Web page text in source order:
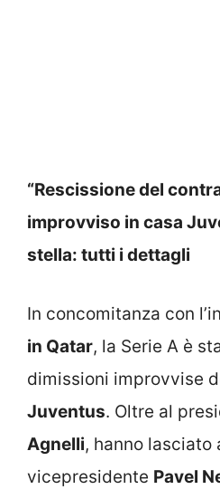
“Rescissione del
improvviso in casa
stella: tutti i dettagli
In concomitanza con
in Qatar, la Serie A è
dimissioni improvvise
Juventus. Oltre al
Agnelli, hanno lasciato
vicepresidente Pavel